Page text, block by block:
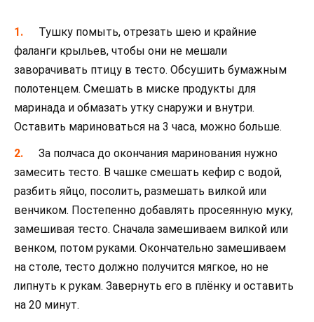
Тушку помыть, отрезать шею и крайние
фаланги крыльев, чтобы они не мешали
заворачивать птицу в тесто. Обсушить бумажным
полотенцем. Смешать в миске продукты для
маринада и обмазать утку снаружи и внутри.
Оставить мариноваться на 3 часа, можно больше.
За полчаса до окончания маринования нужно
замесить тесто. В чашке смешать кефир с водой,
разбить яйцо, посолить, размешать вилкой или
венчиком. Постепенно добавлять просеянную муку,
замешивая тесто. Сначала замешиваем вилкой или
венком, потом руками. Окончательно замешиваем
на столе, тесто должно получится мягкое, но не
липнуть к рукам. Завернуть его в плёнку и оставить
на 20 минут.